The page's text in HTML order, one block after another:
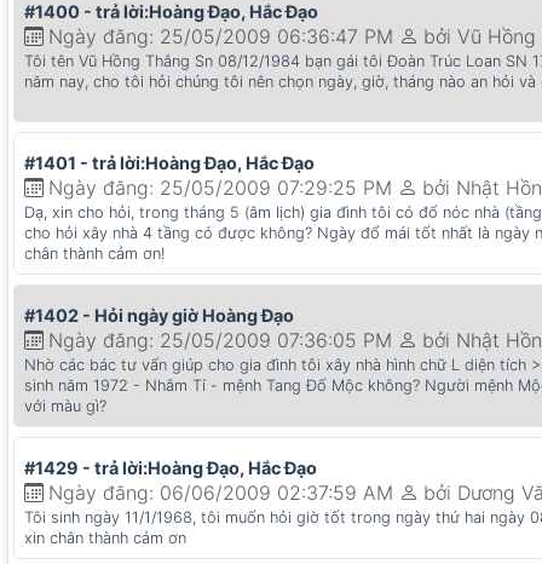
#1400 - trả lời:Hoàng Đạo, Hắc Đạo
Ngày đăng: 25/05/2009 06:36:47 PM bởi Vũ Hồng
Tôi tên Vũ Hồng Thắng Sn 08/12/1984 bạn gái tôi Đoàn Trúc Loan SN
năm nay, cho tôi hỏi chúng tôi nên chọn ngày, giờ, tháng nào an hỏi
#1401 - trả lời:Hoàng Đạo, Hắc Đạo
Ngày đăng: 25/05/2009 07:29:25 PM bởi Nhật
Dạ, xin cho hỏi, trong tháng 5 (âm lịch) gia đình tôi có đổ nóc nhà
cho hỏi xây nhà 4 tầng có được không? Ngày đổ mái tốt nhất là ngày
chân thành cảm ơn!
#1402 - Hỏi ngày giờ Hoàng Đạo
Ngày đăng: 25/05/2009 07:36:05 PM bởi Nhật
Nhờ các bác tư vấn giúp cho gia đình tôi xây nhà hình chữ L diện tích
sinh năm 1972 - Nhâm Tí - mệnh Tang Đố Mộc không? Người mệnh
với màu gì?
#1429 - trả lời:Hoàng Đạo, Hắc Đạo
Ngày đăng: 06/06/2009 02:37:59 AM bởi Dương
Tôi sinh ngày 11/1/1968, tôi muốn hỏi giờ tốt trong ngày thứ hai ngày
xin chân thành cảm ơn